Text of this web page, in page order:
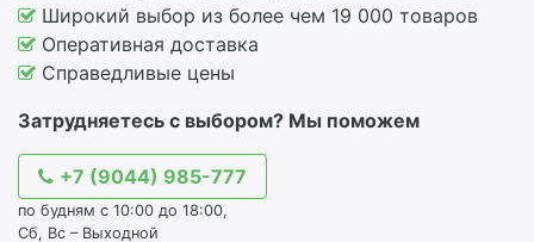
Широкий выбор из более чем 19 000 товаров
Оперативная доставка
Справедливые цены
Затрудняетесь с выбором? Мы поможем
+7 (9044) 985-777
по будням с 10:00 до 18:00,
Сб, Вс – Выходной